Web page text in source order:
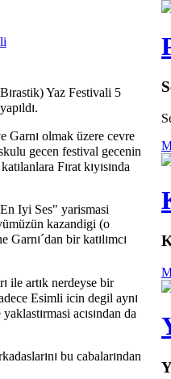
ırastik) Yaz Festivali 5
ıldı.
Garnı olmak üzere cevre
gecen festival gecenin
ılanlara Fırat kıyısında
Iyi Ses" yarismasi
kazandigi (o
Garnı´dan bir katılımcı
ı ile artık nerdeyse bir
Esimli icin degil aynı
yaklastırmasi acısından da
ını bu cabalarından